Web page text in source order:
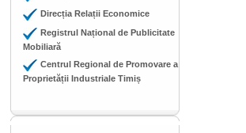
Direcția Relații Economice
Registrul Național de Publicitate
Mobiliară
Centrul Regional de Promovare a
Proprietății Industriale Timiș